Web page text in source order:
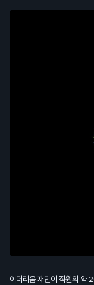
이더리움 재단이 직원의 약